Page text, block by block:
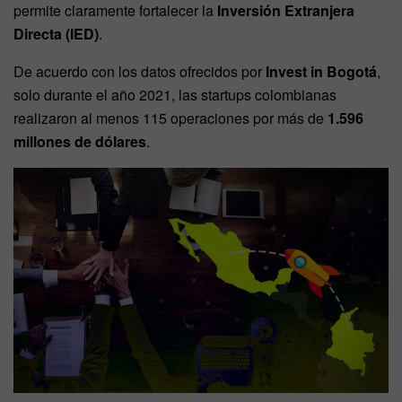
permite claramente fortalecer la Inversión Extranjera
Directa (IED).
De acuerdo con los datos ofrecidos por Invest in Bogotá,
solo durante el año 2021, las startups colombianas
realizaron al menos 115 operaciones por más de 1.596
millones de dólares.